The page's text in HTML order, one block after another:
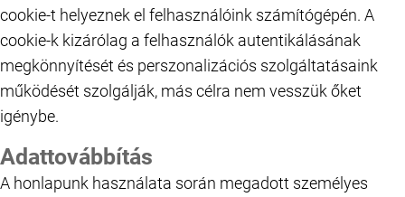
cookie-t helyeznek el felhasználóink számítógépén. A
cookie-k kizárólag a felhasználók autentikálásának
megkönnyítését és perszonalizációs szolgáltatásaink
működését szolgálják, más célra nem vesszük őket
igénybe.
Adattovábbítás
A honlapunk használata során megadott személyes